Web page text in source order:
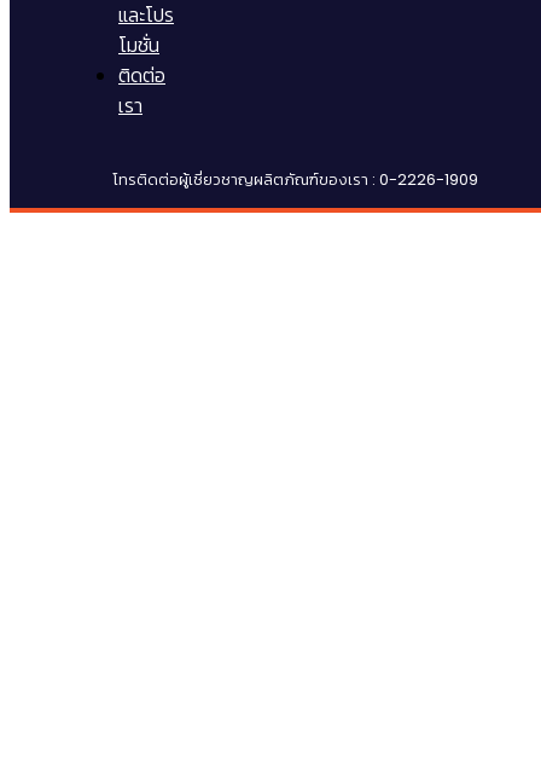
และโปร
โมชั่น
ติดต่อ
เรา
โทรติดต่อผู้เชี่ยวชาญผลิตภัณฑ์ของเรา : 0-2226-1909